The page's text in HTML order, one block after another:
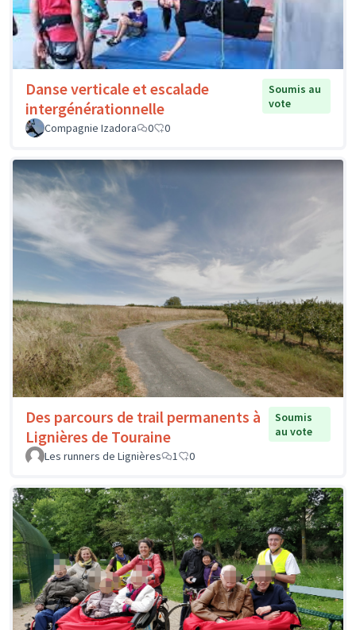
Danse verticale et escalade
intergénérationnelle
Soumis au
vote
Compagnie Izadora
0 0
Des parcours de trail permanents à
Lignières de Touraine
Soumis
au vote
Les runners de Lignières
1 0